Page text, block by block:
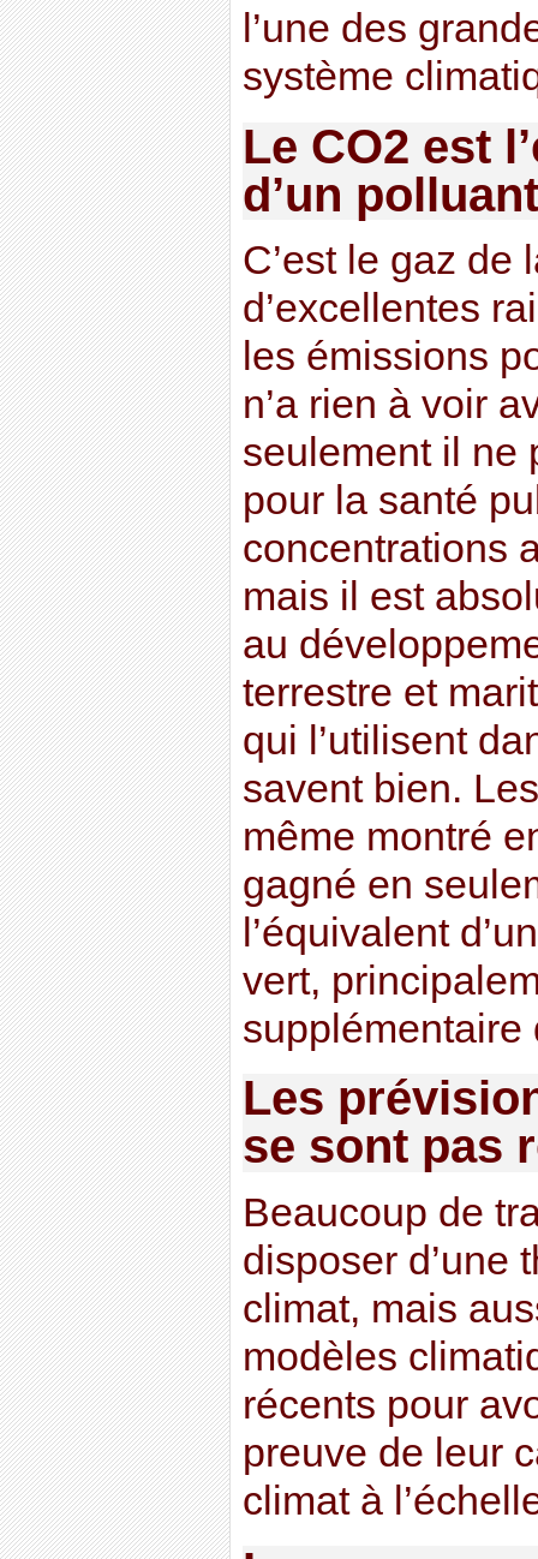
l’une des
système
Le CO2 est
d’un
C’est le gaz de
d’excellentes
les émissions
n’a rien à voir
seulement il ne
pour la santé
concentrations
mais il est
au
terrestre et
qui l’utilisent
savent bien.
même montré
gagné en
l’équivalent
vert,
supplémentaire
Les
se sont pas
Beaucoup de
disposer d’une
climat, mais
modèles
récents pour
preuve de leur
climat à